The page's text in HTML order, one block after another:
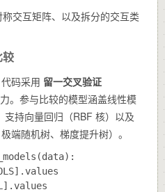
交互矩阵、以及拆分的交互类
较
码采用 留一交叉验证
。参与比较的模型涵盖线性模
持向量回归（RBF 核）以及
端随机树、梯度提升树）。